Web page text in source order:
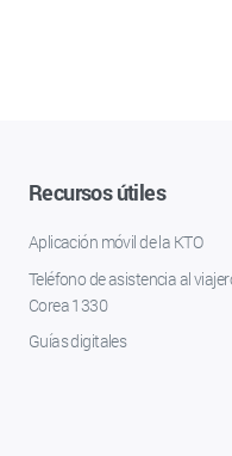
Recursos útiles
Aplicación móvil de la KTO
Teléfono de asistencia al
Corea 1330
Guías digitales